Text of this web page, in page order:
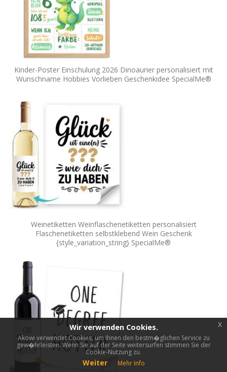
Kinder-Poster Einschulung 2026 Dinoaurier personalisiert mit
Wunschname Hobbies Vorlieben Geschenkidee SpecialMe®
Weinetiketten Weinflaschenetiketten personalisiert
Flaschenetiketten selbstklebend Wein Geschenk
{style_variation_string} SpecialMe®
Wir verwenden Cookies.
Akowi verwendet Cookies, um Ihnen den bestm�glichen Service zu
gew�hrleisten. Wenn Sie auf der Seite weitersurfen stimmen Sie der
Cookie-Nutzung zu.
Weiter Mehr Info
x